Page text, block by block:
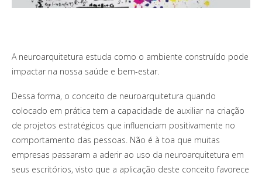
A neuroarquitetura estuda como o ambiente construído pode
impactar na nossa saúde e bem-estar.
Dessa forma, o conceito de neuroarquitetura quando
colocado em prática tem a capacidade de auxiliar na criação
de projetos estratégicos que influenciam positivamente no
comportamento das pessoas. Não é à toa que muitas
empresas passaram a aderir ao uso da neuroarquitetura em
seus escritórios, visto que a aplicação deste conceito favorece